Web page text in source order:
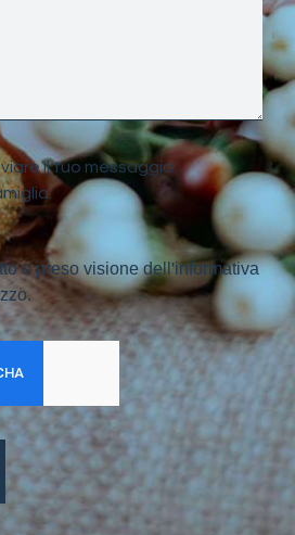
il tuo messaggio
e preso visione dell'informativa